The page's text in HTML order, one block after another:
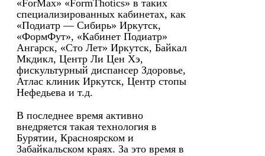
«ForMax» «FormThotics» в таких
специализированных кабинетах, как
«Подиатр — Сибирь» Иркутск,
«ФормФут», «Кабинет Подиатр»
Ангарск, «Сто Лет» Иркутск, Байкал
Мкдикл, Центр Ли Цен Хэ,
фискультурный диспансер Здоровье,
Атлас клиник Иркутск, Центр стопы
Нефедьева и т.д.
В последнее время активно
внедряется такая технология в
Бурятии, Красноярском и
Забайкальском краях. За это время в